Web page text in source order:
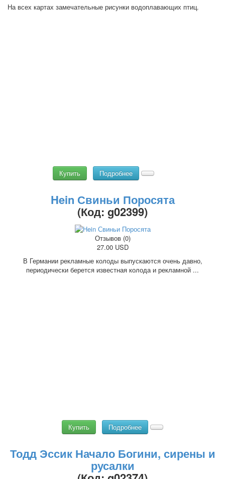
На всех картах замечательные рисунки водоплавающих птиц.
Купить Подробнее
Hein Свиньи Поросята
(Код: g02399)
Отзывов (0)
27.00 USD
В Германии рекламные колоды выпускаются очень давно,
периодически берется известная колода и рекламной ...
Купить Подробнее
Тодд Эссик Начало Богини, сирены и
русалки